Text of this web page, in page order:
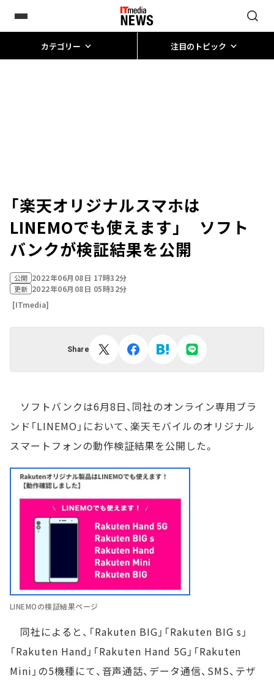
カテゴリー 注目のトピック
「楽天オリジナルスマホは
LINEMOでも使えます」 ソフト
バンクが検証結果を公開
公開 2022年06月08日 17時32分
更新 2022年06月08日 05時32分
[ITmedia]
Share
ソフトバンクは6月8日、同社のオンライン専用ブラ
ンド「LINEMO」において、楽天モバイルのオリジナル
スマートフォンの動作検証結果を公開した。
LINEMOの検証結果ページ
同社によると、「Rakuten BIG」「Rakuten BIG s」
「Rakuten Hand」「Rakuten Hand 5G」「Rakuten
Mini」の5機種にて、音声通話、データ通信、SMS、テザ